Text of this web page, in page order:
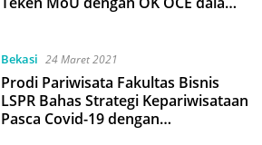
Bekasi 24 Maret 2021
Prodi Pariwisata Fakultas Bisnis
LSPR Bahas Strategi Kepariwisataan
Pasca Covid-19 dengan